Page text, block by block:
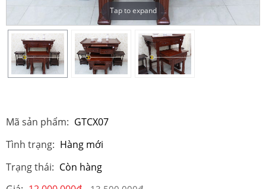
Tap to expand
Mã sản phẩm: GTCX07
Tình trạng: Hàng mới
Trạng thái: Còn hàng